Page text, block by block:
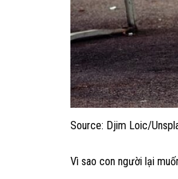
Source: Djim Loic/
Vì sao con người lại